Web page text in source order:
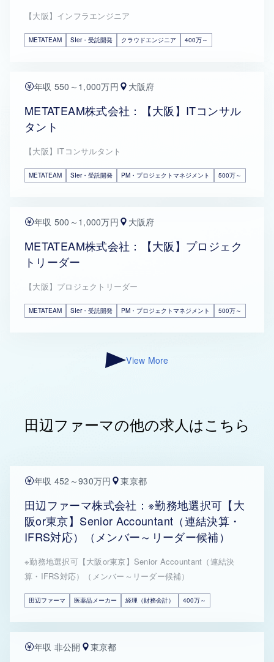
【大阪】インフラエンジニア
METATEAM SIer・受託開発 クラウドエンジニア 400万～
年収 550～1,000万円 大阪府
METATEAM株式会社：【大阪】ITコンサル
タント
【大阪】ITコンサルタント
METATEAM SIer・受託開発 PM・プロジェクトマネジメント 500万～
年収 500～1,000万円 大阪府
METATEAM株式会社：【大阪】プロジェク
トリーダー
【大阪】プロジェクトリーダー
METATEAM SIer・受託開発 PM・プロジェクトマネジメント 500万～
View More
田辺ファーマの他の求人はこちら
年収 452～930万円 東京都
田辺ファーマ株式会社：※勤務地選択可【大
阪or東京】Senior Accountant（連結決算・
IFRS対応）（メンバー～リーダー候補）
※勤務地選択可【大阪or東京】Senior Accountant（連結決
算・IFRS対応）（メンバー～リーダー候補）
田辺ファーマ 医薬品メーカー 経理（財務会計） 400万～
年収 非公開 東京都